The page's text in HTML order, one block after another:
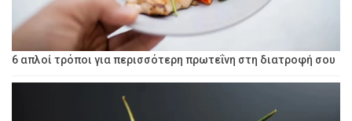
6 απλοί τρόποι για περισσότερη πρωτεΐνη στη διατροφή σου